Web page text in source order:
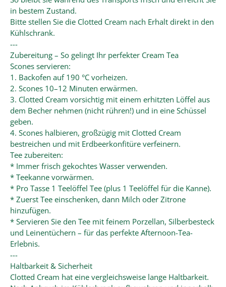
in bestem Zustand.
Bitte stellen Sie die Clotted Cream nach Erhalt direkt in den
Kühlschrank.
---
Zubereitung – So gelingt Ihr perfekter Cream Tea
Scones servieren:
1. Backofen auf 190 °C vorheizen.
2. Scones 10–12 Minuten erwärmen.
3. Clotted Cream vorsichtig mit einem erhitzten Löffel aus
dem Becher nehmen (nicht rühren!) und in eine Schüssel
geben.
4. Scones halbieren, großzügig mit Clotted Cream
bestreichen und mit Erdbeerkonfitüre verfeinern.
Tee zubereiten:
* Immer frisch gekochtes Wasser verwenden.
* Teekanne vorwärmen.
* Pro Tasse 1 Teelöffel Tee (plus 1 Teelöffel für die Kanne).
* Zuerst Tee einschenken, dann Milch oder Zitrone
hinzufügen.
* Servieren Sie den Tee mit feinem Porzellan, Silberbesteck
und Leinentüchern – für das perfekte Afternoon-Tea-
Erlebnis.
---
Haltbarkeit & Sicherheit
Clotted Cream hat eine vergleichsweise lange Haltbarkeit.